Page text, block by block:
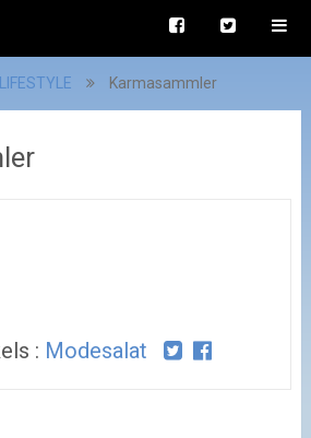
LIFESTYLE Karmasammler
: Modesalat